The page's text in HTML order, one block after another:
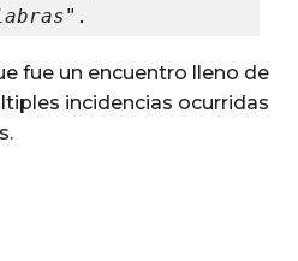
fue un encuentro lleno de
incidencias ocurridas